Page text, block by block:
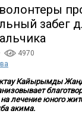
забег
4970
Кайырымды
лечение юного
акима.